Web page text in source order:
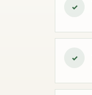
✓
✓